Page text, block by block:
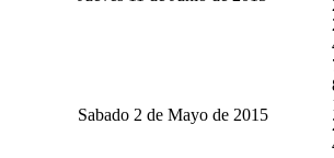
Sabado 2 de Mayo de 2015